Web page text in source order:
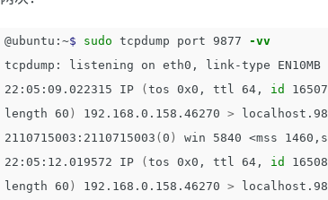
@ubuntu:~$ sudo tcpdump port 9877 -vv
tcpdump: listening on eth0, link-type EN10MB
22:05:09.022315 IP
( tos 0x0, ttl 64, id
length 60 ) 192.168.0.158.46270 >
2110715003:2110715003 ( 0 )
win 5840 <mss
22:05:12.019572 IP
( tos 0x0, ttl 64, id
length 60 ) 192.168.0.158.46270 >